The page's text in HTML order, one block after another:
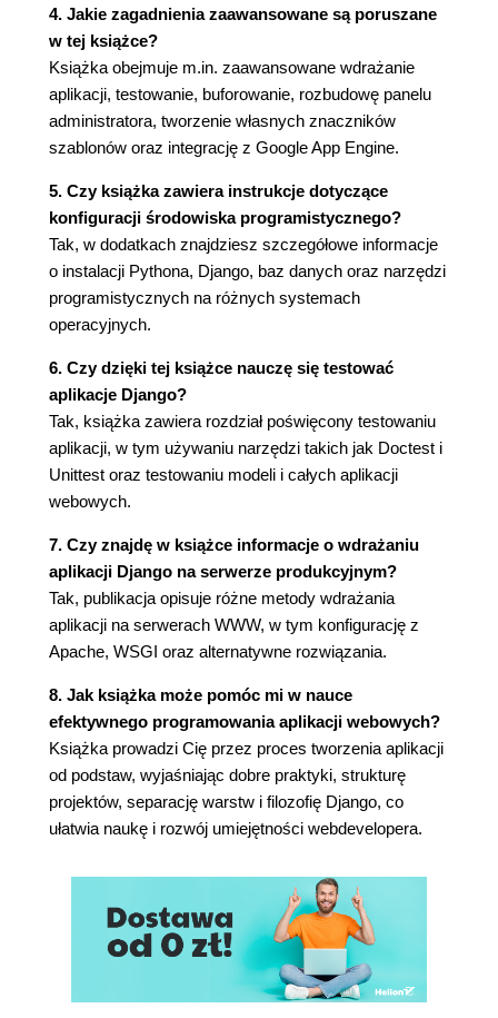
Podsumowanie (80)
Rozdział 2. Django dla niecierpliwych - tworzymy
blog (81)
Tworzenie projektu (82)
Uruchamianie serwera (84)
Tworzenie bloga (85)
Projektowanie modelu (86)
Konfiguracja bazy danych (87)
Wykorzystywanie serwerów baz danych (87)
SQLite w praktyce (88)
Tworzenie tabel (89)
administratora (90)
Testowanie panelu administracyjnego (91)
Upublicznianie bloga (95)
Tworzenie szablonu (96)
Tworzenie funkcji widoku (97)
Tworzenie wzorca URL (98)
Końcowe poprawki (99)
(Nie)szablonowe rozwiązania (99)
Sortowanie i porządkowanie wpisów (100)
Formatowanie znacznika czasu przy użyciu
filtra szablonów (101)
Rozdział 3. Na dobry początek (103)
Podstawy dynamicznych stron internetowych
(103)
Komunikacja - HTTP, URL, żądania i
odpowiedzi (104)
Przechowywanie danych - SQL i relacyjne
Warstwa prezentacji - tworzenie dokumentów
na podstawie szablonów (105)
Łączenie elementów układanki (105)
Modele, widoki i szablony (106)
Separacja warstw (MVC) (106)
4. Jakie zagadnienia zaawansowane są poruszane
w tej książce?
Książka obejmuje m.in. zaawansowane wdrażanie
aplikacji, testowanie, buforowanie, rozbudowę panelu
administratora, tworzenie własnych znaczników
szablonów oraz integrację z Google App Engine.
5. Czy książka zawiera instrukcje dotyczące
konfiguracji środowiska programistycznego?
Tak, w dodatkach znajdziesz szczegółowe informacje
o instalacji Pythona, Django, baz danych oraz narzędzi
programistycznych na różnych systemach
operacyjnych.
6. Czy dzięki tej książce nauczę się testować
aplikacje Django?
Tak, książka zawiera rozdział poświęcony testowaniu
aplikacji, w tym używaniu narzędzi takich jak Doctest i
Unittest oraz testowaniu modeli i całych aplikacji
webowych.
7. Czy znajdę w książce informacje o wdrażaniu
aplikacji Django na serwerze produkcyjnym?
Tak, publikacja opisuje różne metody wdrażania
aplikacji na serwerach WWW, w tym konfigurację z
Apache, WSGI oraz alternatywne rozwiązania.
8. Jak książka może pomóc mi w nauce
efektywnego programowania aplikacji webowych?
Książka prowadzi Cię przez proces tworzenia aplikacji
od podstaw, wyjaśniając dobre praktyki, strukturę
projektów, separację warstw i filozofię Django, co
ułatwia naukę i rozwój umiejętności webdevelopera.